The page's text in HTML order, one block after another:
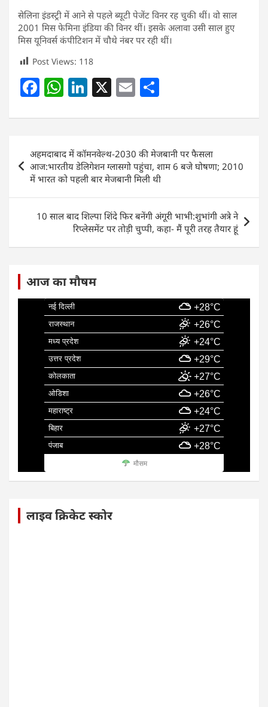
सेलिना इंडस्ट्री में आने से पहले ब्यूटी पेजेंट विनर रह चुकी थीं। वो साल
2001 मिस फेमिना इंडिया की विनर थीं। इसके अलावा उसी साल हुए
मिस यूनिवर्स कंपीटिशन में चौथे नंबर पर रही थीं।
Post Views: 118
F
c
e
b
o
o
k
W
at
s
A
p
p
Li
k
e
dI
n
X E
ai
l
ar
e
navigation
अहमदाबाद में कॉमनवेल्थ-2030 की मेजबानी पर फैसला
आज:भारतीय डेलिगेशन ग्लासगो पहुंचा, शाम 6 बजे घोषणा; 2010
में भारत को पहली बार मेजबानी मिली थी
10 साल बाद शिल्पा शिंदे फिर बनेंगी अंगूरी भाभी:शुभांगी अत्रे ने
रिप्लेसमेंट पर तोड़ी चुप्पी, कहा- मैं पूरी तरह तैयार हूं
आज का मौषम
नई दिल्ली +28°C
राजस्थान +26°C
मध्य प्रदेश +24°C
उत्तर प्रदेश +29°C
कोलकाता +27°C
ओडिशा +26°C
महाराष्ट्र +24°C
बिहार +27°C
पंजाब +28°C
मौसम
लाइव क्रिकेट स्कोर